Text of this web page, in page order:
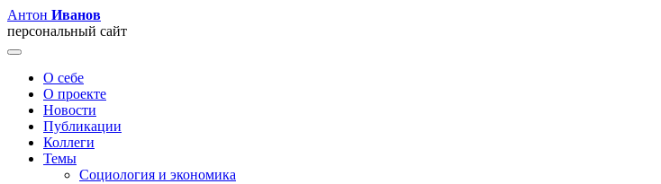
Антон Иванов
персональный сайт
О себе
О проекте
Новости
Публикации
Коллеги
Темы
Социология и экономика